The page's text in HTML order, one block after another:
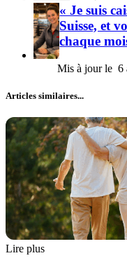
« Je suis
Suisse, et
chaque
6
Articles similaires...
Lire plus